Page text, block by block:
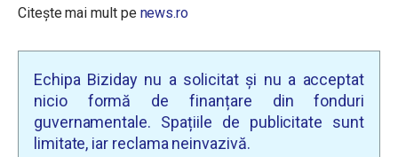
Citește mai mult pe news.ro
Echipa Biziday nu a solicitat și nu a acceptat
nicio formă de finanțare din fonduri
guvernamentale. Spațiile de publicitate sunt
limitate, iar reclama neinvazivă.